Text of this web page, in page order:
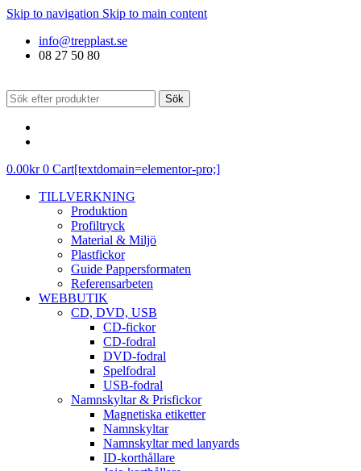
Skip to navigation Skip to main content
info@trepplast.se
08 27 50 80
Sök
0.00kr 0 Cart[textdomain=elementor-pro;]
TILLVERKNING
Produktion
Profiltryck
Material & Miljö
Plastfickor
Guide Pappersformaten
Referensarbeten
WEBBUTIK
CD, DVD, USB
CD-fickor
CD-fodral
DVD-fodral
Spelfodral
USB-fodral
Namnskyltar & Prisfickor
Magnetiska etiketter
Namnskyltar
Namnskyltar med lanyards
ID-korthållare